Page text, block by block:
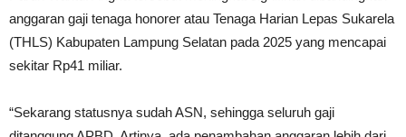
anggaran gaji tenaga honorer atau Tenaga Harian Lepas Sukarela
(THLS) Kabupaten Lampung Selatan pada 2025 yang mencapai
sekitar Rp41 miliar.
“Sekarang statusnya sudah ASN, sehingga seluruh gaji